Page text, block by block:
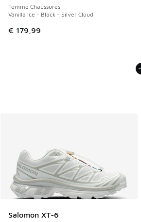
Femme Chaussures
Vanilla Ice - Black - Silver Cloud
€ 179,99
Salomon XT-6